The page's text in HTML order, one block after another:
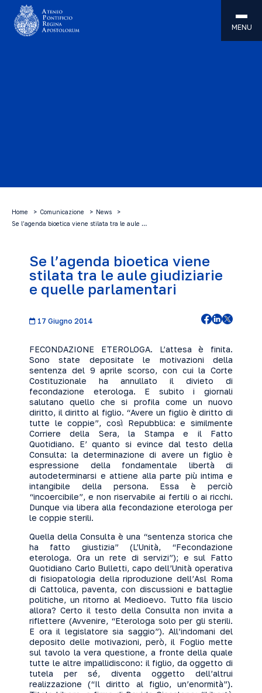
MENU
Home Comunicazione
News
Se l’agenda bioetica viene stilata tra le aule …
Se l’agenda bioetica viene
stilata tra le aule giudiziarie
e quelle parlamentari
17 Giugno 2014
FECONDAZIONE ETEROLOGA. L’attesa è finita.
Sono state depositate le motivazioni della
sentenza del 9 aprile scorso, con cui la Corte
Costituzionale ha annullato il divieto di
fecondazione eterologa. E subito i giornali
salutano quello che si profila come un nuovo
diritto, il diritto al figlio. “Avere un figlio è diritto di
tutte le coppie”, così Repubblica: e similmente
Corriere della Sera, la Stampa e il Fatto
Quotidiano. E’ quanto si evince dal testo della
Consulta: la determinazione di avere un figlio è
espressione della fondamentale libertà di
autodeterminarsi e attiene alla parte più intima e
intangibile della persona. Essa è perciò
“incoercibile”, e non riservabile ai fertili o ai ricchi.
Dunque via libera alla fecondazione eterologa per
le coppie sterili.
Quella della Consulta è una “sentenza storica che
ha fatto giustizia” (L’Unità, “Fecondazione
eterologa. Ora un rete di servizi”); e sul Fatto
Quotidiano Carlo Bulletti, capo dell’Unità operativa
di fisiopatologia della riproduzione dell’Asl Roma
di Cattolica, paventa, con discussioni e battaglie
politiche, un ritorno al Medioevo. Tutto fila liscio
allora? Certo il testo della Consulta non invita a
riflettere (Avvenire, “Eterologa solo per gli sterili.
E ora il legislatore sia saggio”). All’indomani del
deposito delle motivazioni, però, il Foglio mette
sul tavolo la vera questione, a fronte della quale
tutte le altre impallidiscono: il figlio, da oggetto di
tutela per sé, diventa oggetto dell’altrui
realizzazione (“Il diritto al figlio, un’enormità”).